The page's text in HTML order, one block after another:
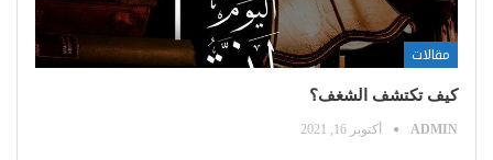
مقالات
كيف تكتشف الشغف؟
ADMIN أكتوبر 16, 2021